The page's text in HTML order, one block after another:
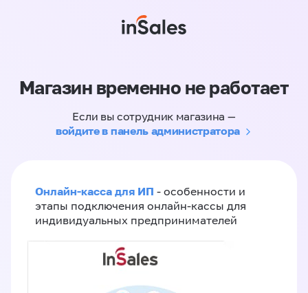
Магазин временно не работает
Если вы сотрудник магазина —
войдите в панель администратора
Онлайн-касса для ИП - особенности и
этапы подключения онлайн-кассы для
индивидуальных предпринимателей